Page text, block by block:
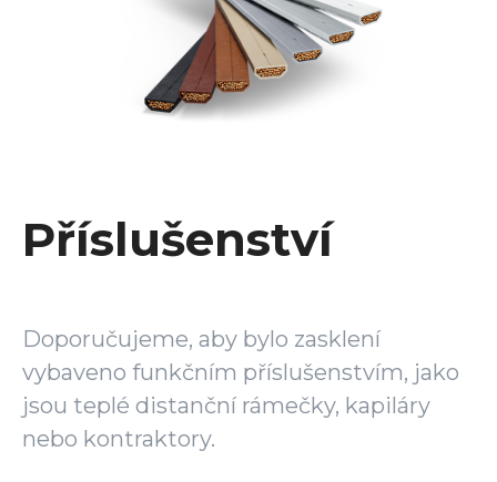
Příslušenství
Doporučujeme, aby bylo zasklení
vybaveno funkčním příslušenstvím, jako
jsou teplé distanční rámečky, kapiláry
nebo kontraktory.